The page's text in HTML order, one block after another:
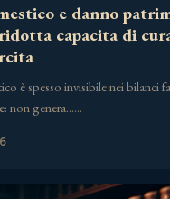
e danno
capacita di
è spesso invisibile nei bilanci
non genera……